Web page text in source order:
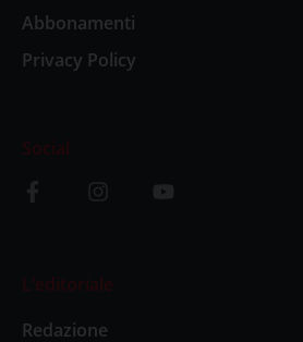
Abbonamenti
Privacy Policy
Social
L’editoriale
Redazione